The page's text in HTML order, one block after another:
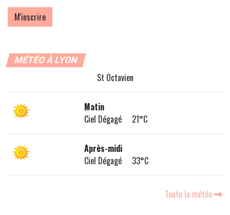
MÉTÉO À LYON
St Octavien
Matin
Ciel Dégagé 21°C
Après-midi
Ciel Dégagé 33°C
Toute la météo